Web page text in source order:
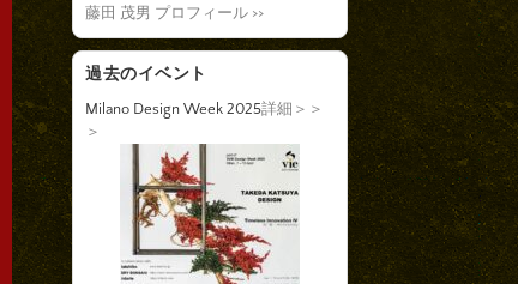
藤田 茂男 プロフィール >>
過去のイベント
Milano Design Week 2025詳細＞＞
＞